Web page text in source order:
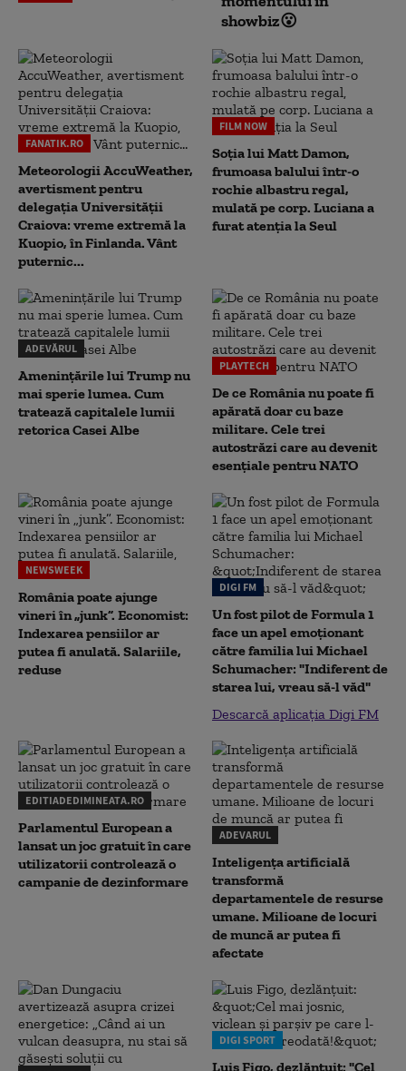
showbiz😮
FANATIK.RO
Meteorologii AccuWeather,
avertisment pentru
delegația Universității
Craiova: vreme extremă la
Kuopio, în Finlanda. Vânt
puternic...
FILM NOW
Soția lui Matt Damon,
frumoasa balului într-o
rochie albastru regal,
mulată pe corp. Luciana a
furat atenția la Seul
ADEVĂRUL
Amenințările lui Trump nu
mai sperie lumea. Cum
tratează capitalele lumii
retorica Casei Albe
PLAYTECH
De ce România nu poate fi
apărată doar cu baze
militare. Cele trei
autostrăzi care au devenit
esențiale pentru NATO
NEWSWEEK
România poate ajunge
vineri în „junk”. Economist:
Indexarea pensiilor ar
putea fi anulată. Salariile,
reduse
DIGI FM
Un fost pilot de Formula 1
face un apel emoționant
către familia lui Michael
Schumacher: "Indiferent de
starea lui, vreau să-l văd"
Descarcă aplicația Digi FM
EDITIADEDIMINEATA.RO
Parlamentul European a
lansat un joc gratuit în care
utilizatorii controlează o
campanie de dezinformare
ADEVARUL
Inteligența artificială
transformă
departamentele de resurse
umane. Milioane de locuri
de muncă ar putea fi
afectate
DIGI SPORT
Luis Figo, dezlănțuit: "Cel